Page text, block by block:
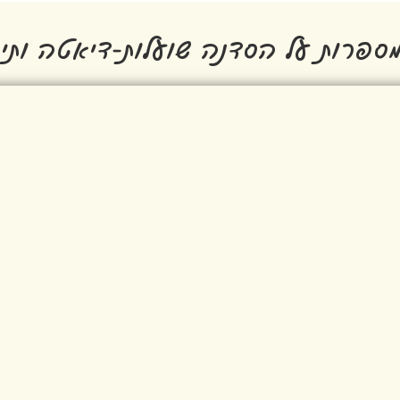
על הסדנה שועלות-דיאטה